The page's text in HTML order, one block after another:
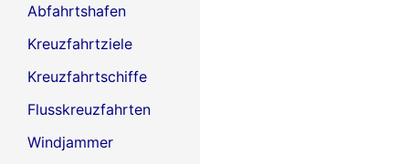
Abfahrtshafen
Kreuzfahrtziele
Kreuzfahrtschiffe
Flusskreuzfahrten
Windjammer